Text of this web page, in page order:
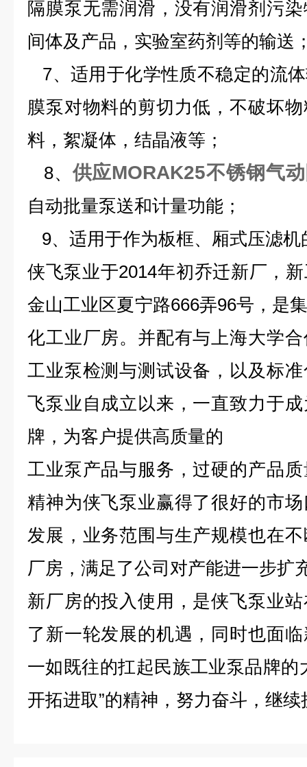
隔膜泵无需润滑，没有润滑剂污
间体及产品，实验室药剂等的输送
7、适用于化学性质不稳定的流
膜泵对物料的剪切力低，不破坏
料，絮凝体，结晶液等；
8、供应MORAK25不锈钢气
自动批量泵送和计量功能；
9、 适用于作为板框、厢式压滤机
侠飞泵业于2014年初乔迁新厂，
金山工业区夏宁路666弄96号，是
化工业厂房。并配有与上海大学
工业泵检测与测试设备，以及标
飞泵业自成立以来，一直致力于
牌，为客户提供高质量的
工业泵产品与服务，过硬的产品
精神为侠飞泵业赢得了很好的市
发展，业务范围与生产规模也在
厂房，满足了公司对产能进一步扩
新厂房的投入使用，是侠飞泵业
了新一轮发展的机遇，同时也面
一如既往的扛起民族工业泵品牌的
开拓进取”的精神，努力奋斗，继续